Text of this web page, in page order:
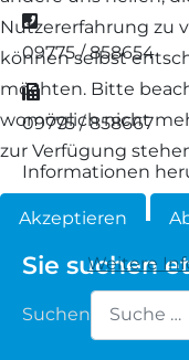
Telefon
09775 / 858654
Fax
09775 / 858667
Informationen
Sie suchen
Suchen
Nutzererfahrung zu
können selbst
möchten. Bitte
womöglich nicht
zur Verfügung
Akzeptieren
Weitere
Neueinsteiger
Lineare Beurteilung
Erfassung der
Shetland
South Down
Soayschaf
Waldschaf
Weiße gehörnte